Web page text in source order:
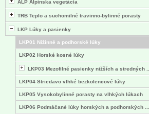
ALP Alpínska vegetácia
TRB Teplo a suchomilné travinno-bylinné porasty
LKP Lúky a pasienky
LKP01 Nížinné a podhorské lúky
LKP02 Horské kosné lúky
LKP03 Mezofilné pasienky nižších a stredných ...
LKP04 Striedavo vlhké bezkolencové lúky
LKP05 Vysokobylinné porasty na vlhkých lúkach
LKP06 Podmáčané lúky horských a podhorských ...